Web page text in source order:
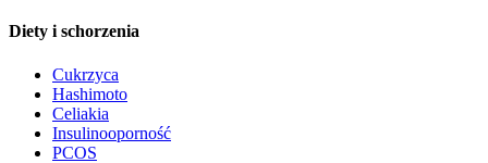
Diety i schorzenia
Cukrzyca
Hashimoto
Celiakia
Insulinooporność
PCOS